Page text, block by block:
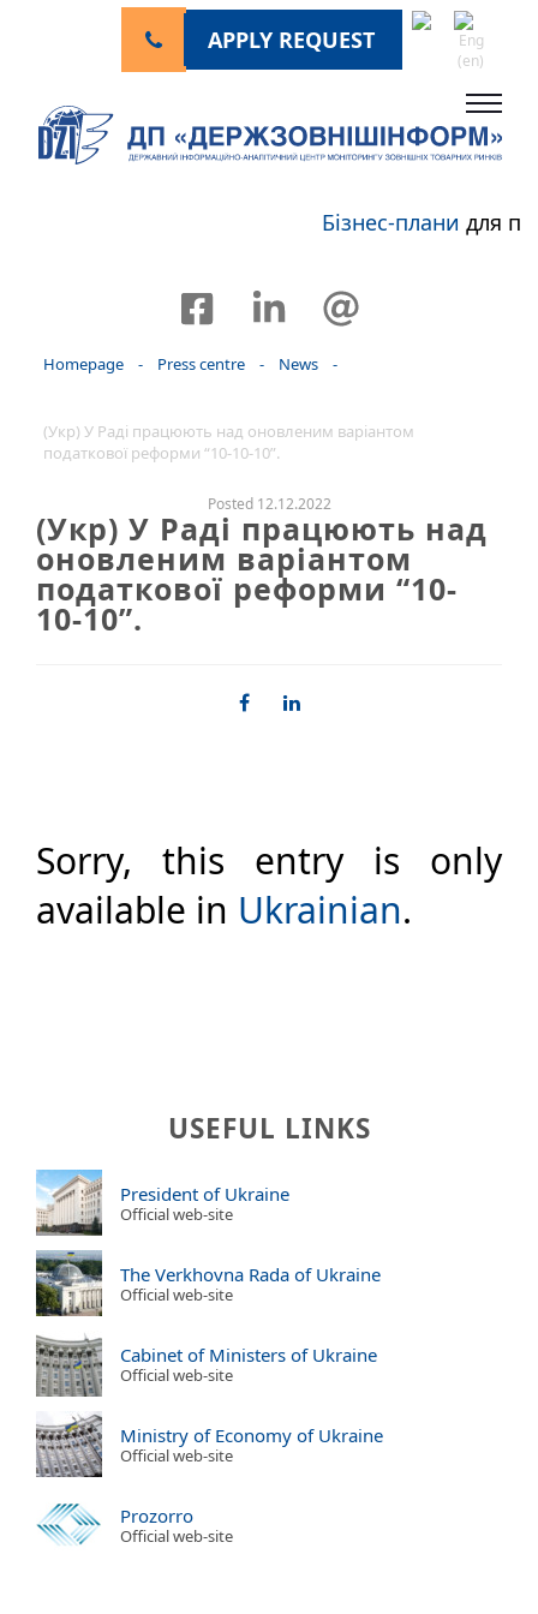
APPLY REQUEST
Бізнес-планидля
Homepage - Press centre - News -
(Укр) У Раді працюють над оновленим варіантом
податкової реформи “10-10-10”.
Posted 12.12.2022
(Укр) У Раді працюють над
оновленим варіантом
податкової реформи “10-
10-10”.
Sorry, this entry is only
available in Ukrainian.
USEFUL LINKS
President of Ukraine
Official web-site
The Verkhovna Rada of Ukraine
Official web-site
Cabinet of Ministers of Ukraine
Official web-site
Ministry of Economy of Ukraine
Official web-site
Prozorro
Official web-site